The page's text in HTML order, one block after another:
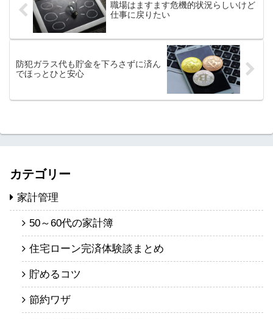
職場はますます危機的状況らしいけど
仕事に戻りたい
防犯ガラス代も貯金を下ろさずに済ん
でほっとひと安心
カテゴリー
家計管理
50～60代の家計簿
住宅ローン完済体験談まとめ
貯めるコツ
節約ワザ